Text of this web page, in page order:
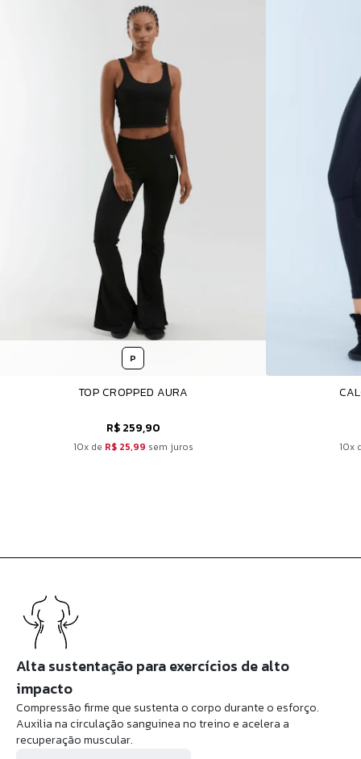
P
TOP CROPPED AURA
R$ 259,90
10x de R$ 25,99 sem juros 10x
Alta sustentação para exercícios de alto
impacto
Compressão firme que sustenta o corpo durante o esforço.
Auxilia na circulação sanguinea no treino e acelera a
recuperação muscular.